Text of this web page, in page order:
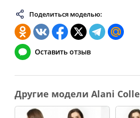
78
156
80
160 140-
82
164
Поделиться моделью:
Оставить отзыв
Другие модели Alani